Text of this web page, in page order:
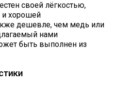
своей лёгкостью,
и хорошей
дешевле, чем медь или
нами
быть выполнен из